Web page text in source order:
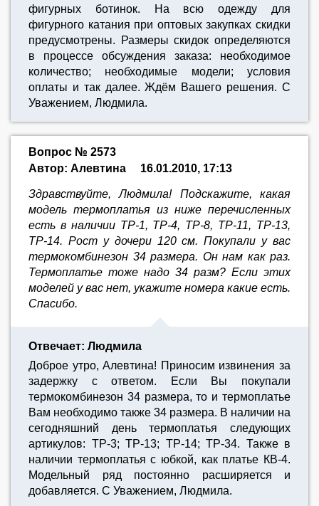
фигурных ботинок. На всю одежду для
фигурного катания при оптовых закупках скидки
предусмотрены. Размеры скидок определяются
в процессе обсуждения заказа: необходимое
количество; необходимые модели; условия
оплаты и так далее. Ждём Вашего решения. С
Уважением, Людмила.
Вопрос № 2573
Автор: Алевтина
16.01.2010, 17:13
Здравствуйте, Людмила! Подскажите, какая
модель термоплатья из ниже перечисленных
есть в наличии TP-1, TP-4, TP-8, TP-11, TP-13,
TP-14. Рост у дочери 120 см. Покупали у вас
термокомбинезон 34 размера. Он нам как раз.
Термоплатье тоже надо 34 разм? Если этих
моделей у вас нет, укажите номера какие есть.
Спасибо.
Отвечает: Людмила
Доброе утро, Алевтина! Приносим извинения за
задержку с ответом. Если Вы покупали
термокомбинезон 34 размера, то и термоплатье
Вам необходимо также 34 размера. В наличии на
сегодняшний день термоплатья следующих
артикулов: TP-3; TP-13; TP-14; ТР-34. Также в
наличии термоплатья с юбкой, как платье КВ-4.
Модельный ряд постоянно расширяется и
добавляется. С Уважением, Людмила.